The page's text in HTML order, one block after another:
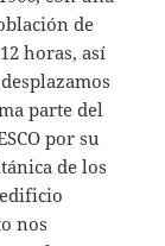
de
horas, así
parte del
por su
de los
nos